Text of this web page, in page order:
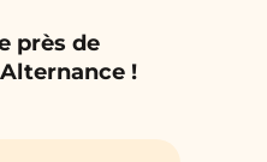
près de
!